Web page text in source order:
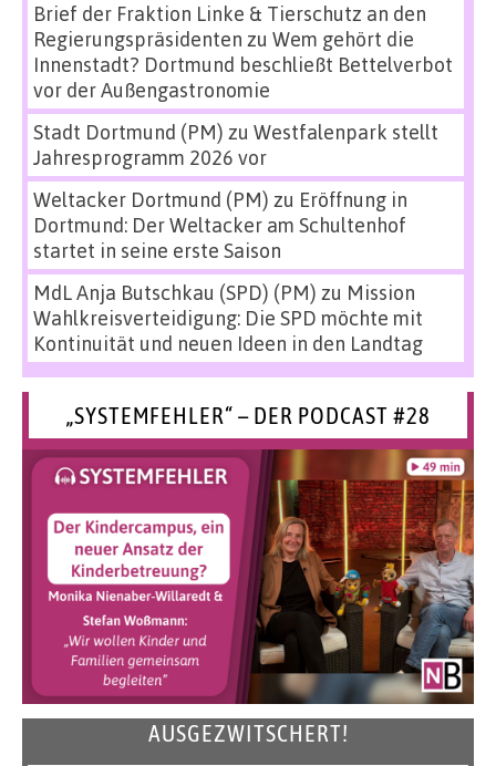
Brief der Fraktion Linke & Tierschutz an den
Regierungspräsidenten zu Wem gehört die
Innenstadt? Dortmund beschließt Bettelverbot
vor der Außengastronomie
Stadt Dortmund (PM) zu Westfalenpark stellt
Jahresprogramm 2026 vor
Weltacker Dortmund (PM) zu Eröffnung in
Dortmund: Der Weltacker am Schultenhof
startet in seine erste Saison
MdL Anja Butschkau (SPD) (PM) zu Mission
Wahlkreisverteidigung: Die SPD möchte mit
Kontinuität und neuen Ideen in den Landtag
„SYSTEMFEHLER“ – DER PODCAST #28
AUSGEZWITSCHERT!